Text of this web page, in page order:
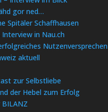
gor ned…
Spitäler Schaffhausen
in Nau.ch
Nutzenversprechen
aktuell
zur Selbstliebe
der Hebel zum Erfolg